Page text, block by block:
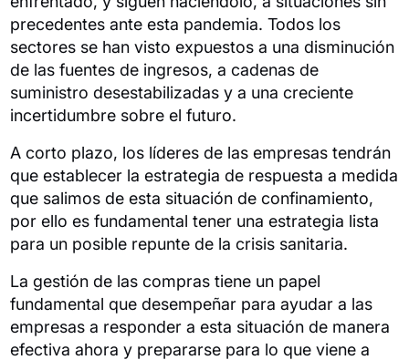
precedentes ante esta pandemia. Todos los
sectores se han visto expuestos a una disminución
de las fuentes de ingresos, a cadenas de
suministro desestabilizadas y a una creciente
incertidumbre sobre el futuro.
A corto plazo, los líderes de las empresas tendrán
que establecer la estrategia de respuesta a medida
que salimos de esta situación de confinamiento,
por ello es fundamental tener una estrategia lista
para un posible repunte de la crisis sanitaria.
La gestión de las compras tiene un papel
fundamental que desempeñar para ayudar a las
empresas a responder a esta situación de manera
efectiva ahora y prepararse para lo que viene a